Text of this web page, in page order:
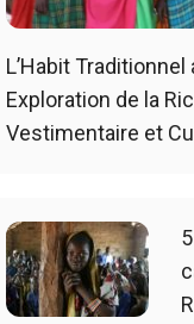
L’Habit Traditionnel
Exploration de la
Vestimentaire et